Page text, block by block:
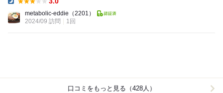
metabolic-eddie （2201）
2024/09 訪問
1回
口コミをもっと見る（428人）